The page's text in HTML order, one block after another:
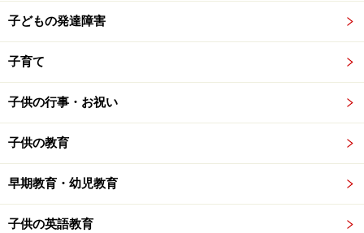
子どもの発達障害
子育て
子供の行事・お祝い
子供の教育
早期教育・幼児教育
子供の英語教育